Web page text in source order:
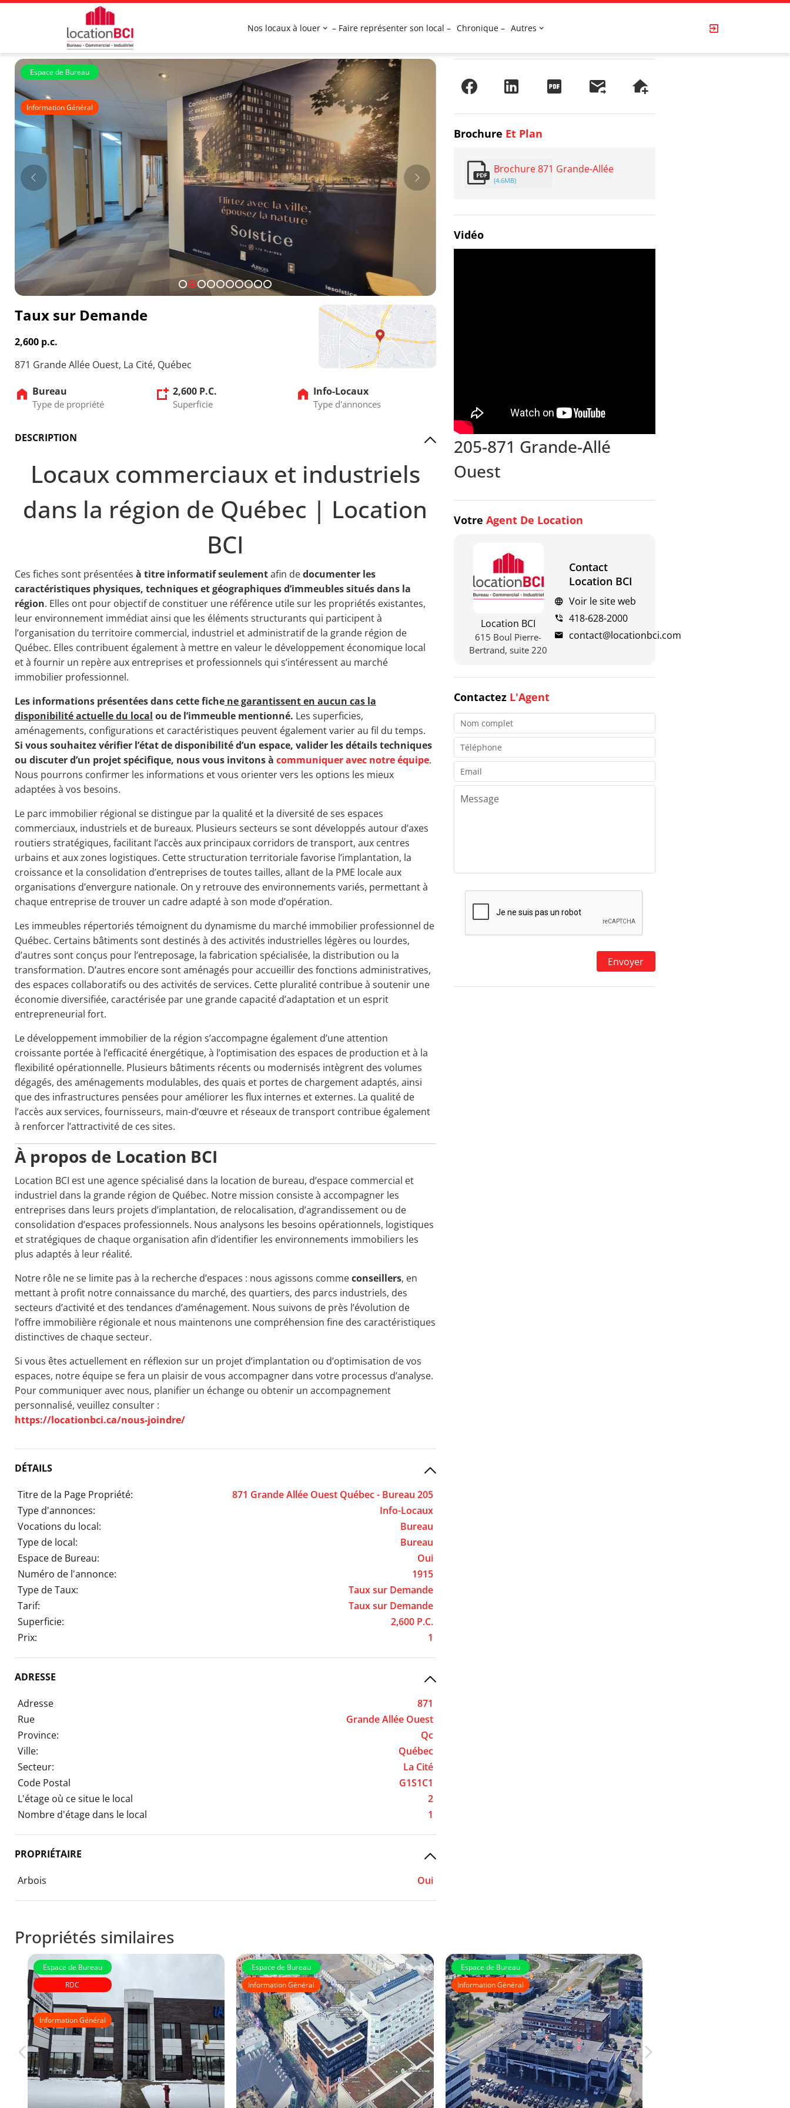
Nos locaux à louer – Faire représenter son local – Chronique – Autres
1 2 3 4 5 6 7 8 910
Espace de Bureau
Information Général
Taux sur Demande
2,600 p.c.
871 Grande Allée Ouest, La Cité, Québec
Bureau
Type de propriété
2,600 P.C.
Superficie
Info-Locaux
Type d'annonces
DESCRIPTION
Locaux commerciaux et industriels
dans la région de Québec | Location
BCI
Ces fiches sont présentées à titre informatif seulementafin dedocumenter les
caractéristiques physiques, techniques et géographiques d’immeubles situés dans la
région. Elles ont pour objectif de constituer une référence utile sur les propriétés existantes,
leur environnement immédiat ainsi que les éléments structurants qui participent à
l’organisation du territoire commercial, industriel et administratif de la grande région de
Québec. Elles contribuent également à mettre en valeur le développement économique local
et à fournir un repère aux entreprises et professionnels qui s’intéressent au marché
immobilier professionnel.
Les informations présentées dans cette fiche ne garantissent en aucun cas la
disponibilité actuelle du local ou de l’immeuble mentionné. Les superficies,
aménagements, configurations et caractéristiques peuvent également varier au fil du temps.
Si vous souhaitez vérifier l’état de disponibilité d’un espace, valider les détails techniques
ou discuter d’un projet spécifique, nous vous invitons à communiquer avec notre équipe.
Nous pourrons confirmer les informations et vous orienter vers les options les mieux
adaptées à vos besoins.
Le parc immobilier régional se distingue par la qualité et la diversité de ses espaces
commerciaux, industriels et de bureaux. Plusieurs secteurs se sont développés autour d’axes
routiers stratégiques, facilitant l’accès aux principaux corridors de transport, aux centres
urbains et aux zones logistiques. Cette structuration territoriale favorise l’implantation, la
croissance et la consolidation d’entreprises de toutes tailles, allant de la PME locale aux
organisations d’envergure nationale. On y retrouve des environnements variés, permettant à
chaque entreprise de trouver un cadre adapté à son mode d’opération.
Les immeubles répertoriés témoignent du dynamisme du marché immobilier professionnel de
Québec. Certains bâtiments sont destinés à des activités industrielles légères ou lourdes,
d’autres sont conçus pour l’entreposage, la fabrication spécialisée, la distribution ou la
transformation. D’autres encore sont aménagés pour accueillir des fonctions administratives,
des espaces collaboratifs ou des activités de services. Cette pluralité contribue à soutenir une
économie diversifiée, caractérisée par une grande capacité d’adaptation et un esprit
entrepreneurial fort.
Le développement immobilier de la région s’accompagne également d’une attention
croissante portée à l’efficacité énergétique, à l’optimisation des espaces de production et à la
flexibilité opérationnelle. Plusieurs bâtiments récents ou modernisés intègrent des volumes
dégagés, des aménagements modulables, des quais et portes de chargement adaptés, ainsi
que des infrastructures pensées pour améliorer les flux internes et externes. La qualité de
l’accès aux services, fournisseurs, main-d’œuvre et réseaux de transport contribue également
à renforcer l’attractivité de ces sites.
À propos de Location BCI
Location BCI est une agence spécialisé dans la location de bureau, d’espace commercial et
industriel dans la grande région de Québec. Notre mission consiste à accompagner les
entreprises dans leurs projets d’implantation, de relocalisation, d’agrandissement ou de
consolidation d’espaces professionnels. Nous analysons les besoins opérationnels, logistiques
et stratégiques de chaque organisation afin d’identifier les environnements immobiliers les
plus adaptés à leur réalité.
Notre rôle ne se limite pas à la recherche d’espaces : nous agissons commeconseillers, en
mettant à profit notre connaissance du marché, des quartiers, des parcs industriels, des
secteurs d’activité et des tendances d’aménagement. Nous suivons de près l’évolution de
l’offre immobilière régionale et nous maintenons une compréhension fine des caractéristiques
distinctives de chaque secteur.
Si vous êtes actuellement en réflexion sur un projet d’implantation ou d’optimisation de vos
espaces, notre équipe se fera un plaisir de vous accompagner dans votre processus d’analyse.
Pour communiquer avec nous, planifier un échange ou obtenir un accompagnement
personnalisé, veuillez consulter :
https://locationbci.ca/nous-joindre/
DÉTAILS
Titre de la Page Propriété:
871 Grande Allée Ouest Québec - Bureau 205
Type d'annonces:
Info-Locaux
Vocations du local:
Bureau
Type de local:
Bureau
Espace de Bureau:
Oui
Numéro de l'annonce:
1915
Type de Taux:
Taux sur Demande
Tarif:
Taux sur Demande
Superficie:
2,600 P.C.
Prix:
1
ADRESSE
Adresse
871
Rue
Grande Allée Ouest
Province:
Qc
Ville:
Québec
Secteur:
La Cité
Code Postal
G1S1C1
L'étage où ce situe le local
2
Nombre d'étage dans le local
1
PROPRIÉTAIRE
Arbois Oui
Brochure Et Plan
Brochure 871 Grande-Allée
(4.6MB)
Vidéo
205-871 Grande-Allé
Ouest
Votre Agent De Location
Location BCI
615 Boul Pierre-
Bertrand, suite 220
Contact
Location BCI
Voir le site web
418-628-2000
contact@locationbci.com
ContactezL'Agent
Propriétés similaires
Espace de Bureau
RDC
Immeubles Roussin
Information Général
Espace de Bureau
Information Général
Espace de Bureau
Information Général